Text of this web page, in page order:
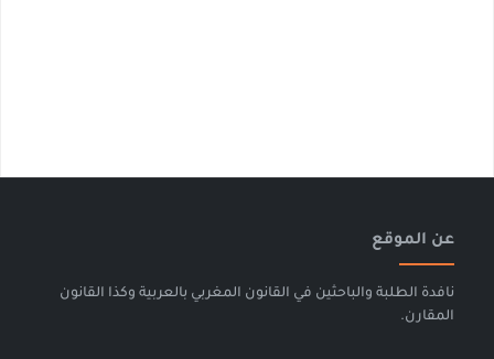
عن الموقع
نافدة الطلبة والباحثين في القانون المغربي بالعربية وكذا القانون
المقارن.